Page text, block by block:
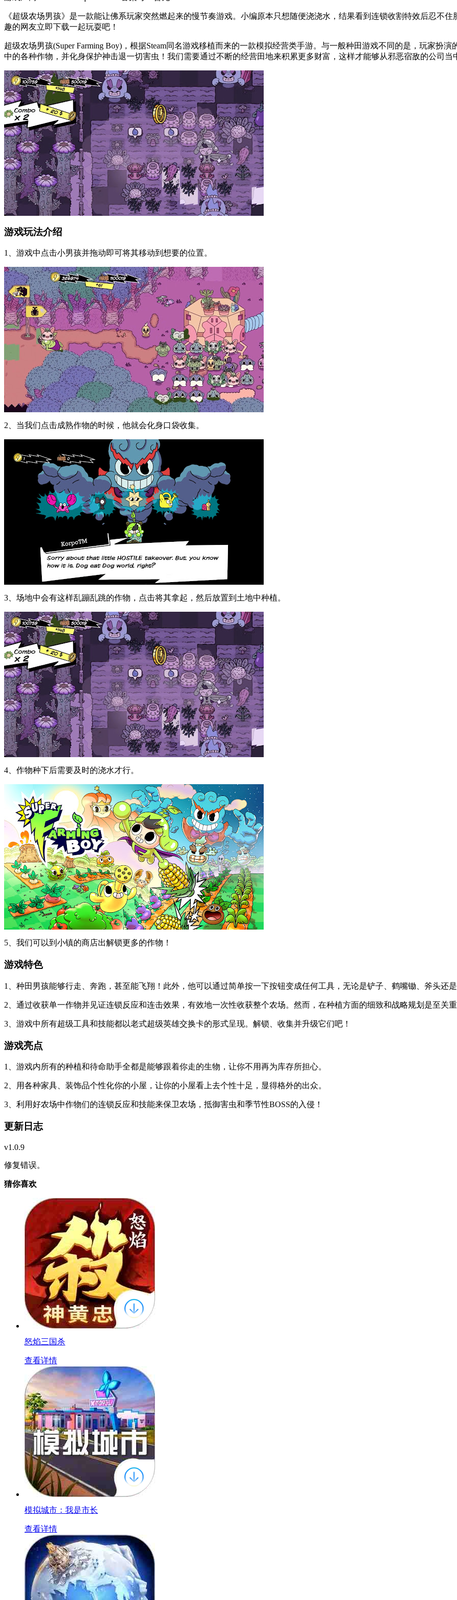
《超级农场男孩》是一款能让佛系玩家突然燃起来的慢节奏游戏。小编原本只想随便浇浇水，结果看到连锁收割特效后忍不
趣的网友立即下载一起玩耍吧！
超级农场男孩(Super Farming Boy)，根据Steam同名游戏移植而来的一款模拟经营类手游。与一般种田游戏不同的是，玩家扮
中的各种作物，并化身保护神击退一切害虫！我们需要通过不断的经营田地来积累更多财富，这样才能够从邪恶宿敌的公司当
游戏玩法介绍
1、游戏中点击小男孩并拖动即可将其移动到想要的位置。
2、当我们点击成熟作物的时候，他就会化身口袋收集。
3、场地中会有这样乱蹦乱跳的作物，点击将其拿起，然后放置到土地中种植。
4、作物种下后需要及时的浇水才行。
5、我们可以到小镇的商店出解锁更多的作物！
游戏特色
1、种田男孩能够行走、奔跑，甚至能飞翔！此外，他可以通过简单按一下按钮变成任何工具，无论是铲子、鹤嘴锄、斧头还是
2、通过收获单一作物并见证连锁反应和连击效果，有效地一次性收获整个农场。然而，在种植方面的细致和战略规划是至关重
3、游戏中所有超级工具和技能都以老式超级英雄交换卡的形式呈现。解锁、收集并升级它们吧！
游戏亮点
1、游戏内所有的种植和待命助手全都是能够跟着你走的生物，让你不用再为库存所担心。
2、用各种家具、装饰品个性化你的小屋，让你的小屋看上去个性十足，显得格外的出众。
3、利用好农场中作物们的连锁反应和技能来保卫农场，抵御害虫和季节性BOSS的入侵！
更新日志
v1.0.9
修复错误。
猜你喜欢
怒焰三国杀
查看详情
模拟城市：我是市长
查看详情